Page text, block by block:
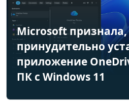
Microsoft признала,
принудительно
приложение
ПК с Windows 11